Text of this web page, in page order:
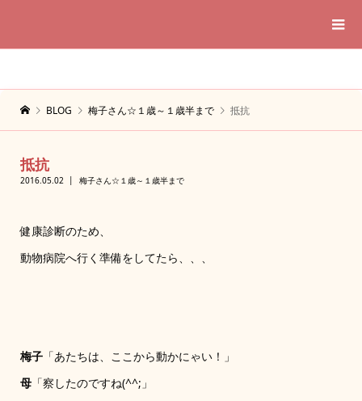
BLOG 梅子さん☆１歳～１歳半まで 抵抗
抵抗
2016.05.02 梅子さん☆１歳～１歳半まで
健康診断のため、
動物病院へ行く準備をしてたら、、、
梅子「あたちは、ここから動かにゃい！」
母「察したのですね(^^;」